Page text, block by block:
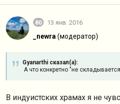
80 13 янв. 2016
_newra (модератор)
Gyanarthi сказал(а):
А что конкретно "не
В индуистских храмах я не